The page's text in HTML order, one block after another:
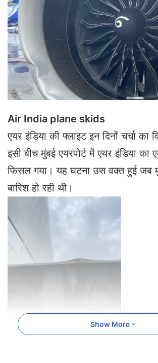
a
a
l
Air India plane skids
एयर इंडिया की फ्लाइट इन दिनों चर्चा का
इसी बीच मुंबई एयरपोर्ट में एयर इंडिया का
फिसल गया। यह घटना उस वक्त हुई जब
बारिश हो रही थी।
Show More